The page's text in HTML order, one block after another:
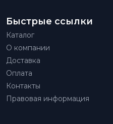
Быстрые ссылки
Каталог
О компании
Доставка
Оплата
Контакты
Правовая информация